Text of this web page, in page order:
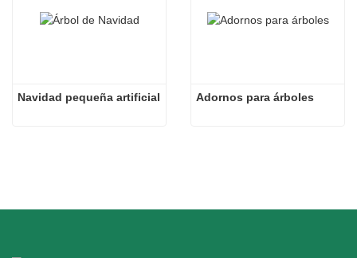
Navidad pequeña artificial Adornos para árboles